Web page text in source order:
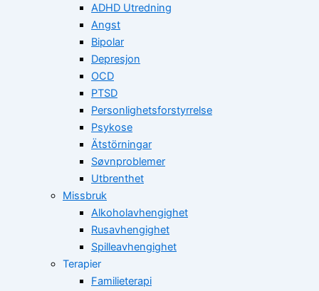
ADHD Utredning
Angst
Bipolar
Depresjon
OCD
PTSD
Personlighetsforstyrrelse
Psykose
Ätstörningar
Søvnproblemer
Utbrenthet
Missbruk
Alkoholavhengighet
Rusavhengighet
Spilleavhengighet
Terapier
Familieterapi